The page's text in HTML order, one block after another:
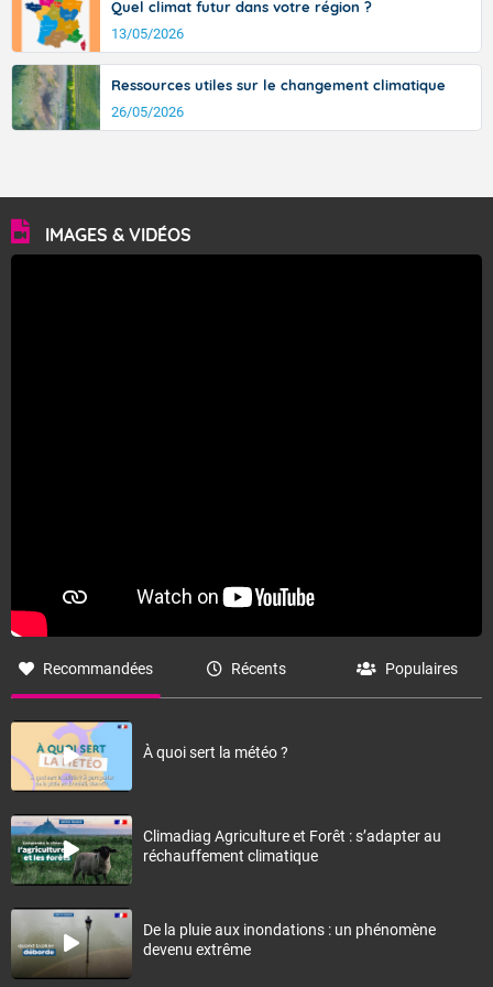
Quel climat futur dans votre région ?
13/05/2026
Ressources utiles sur le changement climatique
26/05/2026
IMAGES & VIDÉOS
Recommandées Récents Populaires
À quoi sert la météo ?
Climadiag Agriculture et Forêt : s’adapter au
réchauffement climatique
De la pluie aux inondations : un phénomène
devenu extrême